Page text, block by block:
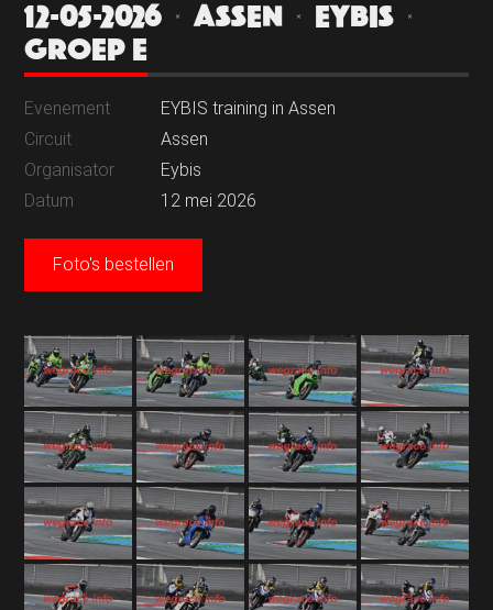
12-05-2026 | ASSEN | EYBIS |
GROEP E
Evenement
EYBIS training in Assen
Circuit
Assen
Organisator
Eybis
Datum
12 mei 2026
Foto's bestellen